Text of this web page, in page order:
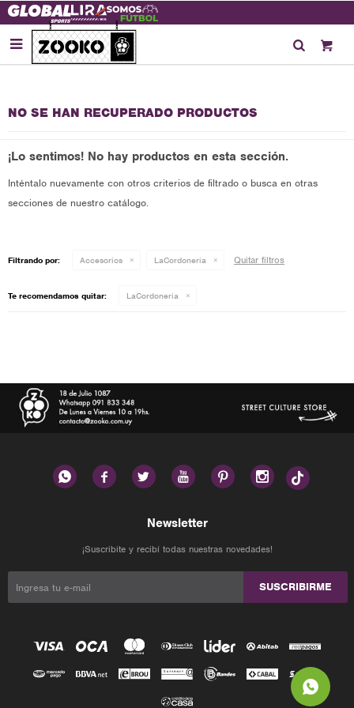

NO SE HAN RECUPERADO PRODUCTOS
¡Lo sentimos! No hay productos en esta sección.
Inténtalo nuevamente con otros criterios de filtrado o busca en otras
secciones de nuestro catálogo.
Filtrando por: Accesorios LaCordoneria Quitar filtros
Te recomendamos quitar: LaCordoneria
     
Newsletter
¡Suscribite y recibí todas nuestras novedades!
SUSCRIBIRME